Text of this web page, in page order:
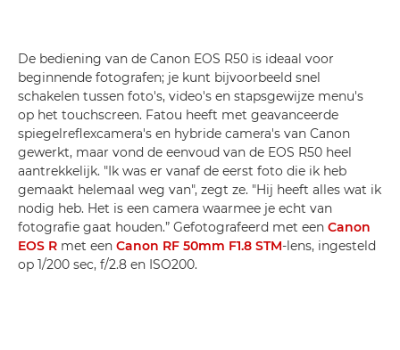
De bediening van de Canon EOS R50 is ideaal voor
beginnende fotografen; je kunt bijvoorbeeld snel
schakelen tussen foto's, video's en stapsgewijze menu's
op het touchscreen. Fatou heeft met geavanceerde
spiegelreflexcamera's en hybride camera's van Canon
gewerkt, maar vond de eenvoud van de EOS R50 heel
aantrekkelijk. "Ik was er vanaf de eerst foto die ik heb
gemaakt helemaal weg van", zegt ze. "Hij heeft alles wat ik
nodig heb. Het is een camera waarmee je echt van
fotografie gaat houden.” Gefotografeerd met een Canon
EOS R met een Canon RF 50mm F1.8 STM-lens, ingesteld
op 1/200 sec, f/2.8 en ISO200.